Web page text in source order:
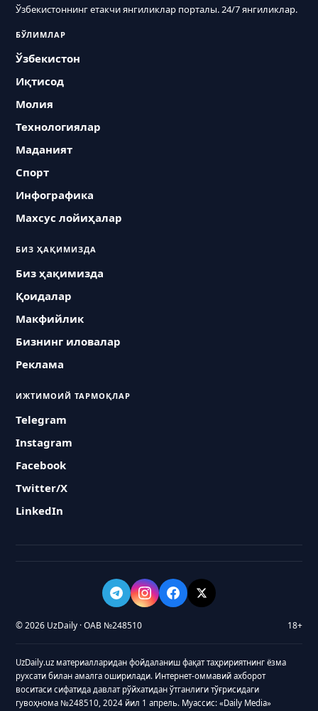
Ўзбекистоннинг етакчи янгиликлар порталы. 24/7 янгиликлар.
БЎЛИМЛАР
Ўзбекистон
Иқтисод
Молия
Технологиялар
Маданият
Спорт
Инфографика
Махсус лойиҳалар
БИЗ ҲАҚИМИЗДА
Биз ҳақимизда
Қоидалар
Макфийлик
Бизнинг иловалар
Реклама
ИЖТИМОИЙ ТАРМОҚЛАР
Telegram
Instagram
Facebook
Twitter/X
LinkedIn
© 2026 UzDaily · ОАВ №248510 18+
UzDaily.uz материалларидан фойдаланиш фақат таҳририятнинг ёзма
рухсати билан амалга оширилади. Интернет-оммавий ахборот
воситаси сифатида давлат рўйхатидан ўтганлиги тўғрисидаги
гувоҳнома №248510, 2024 йил 1 апрель. Муассис: «Daily Media»